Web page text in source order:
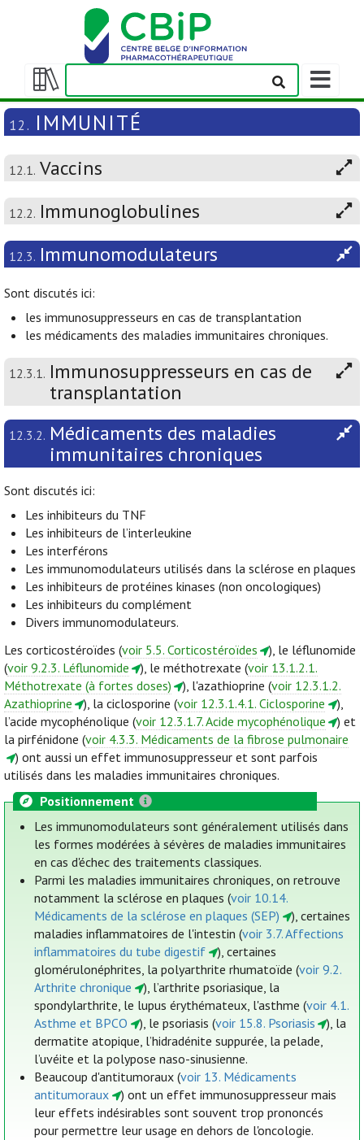
Afficher/masquer
la
table
matières
Afficher/
la
barre
navigation
12. IMMUNITÉ
12.1. Vaccins
12.2. Immunoglobulines
12.3. Immunomodulateurs
Sont discutés ici:
les immunosuppresseurs en cas de transplantation
les médicaments des maladies immunitaires chroniques.
12.3.1. Immunosuppresseurs en cas de
transplantation
12.3.2. Médicaments des maladies
immunitaires chroniques
Sont discutés ici:
Les inhibiteurs du TNF
Les inhibiteurs de l’interleukine
Les interférons
Les immunomodulateurs utilisés dans la sclérose en plaques
Les inhibiteurs de protéines kinases (non oncologiques)
Les inhibiteurs du complément
Divers immunomodulateurs.
Les corticostéroïdes (voir 5.5. Corticostéroïdes
), le léflunomide
(voir 9.2.3. Léflunomide ), le méthotrexate (voir 13.1.2.1.
Méthotrexate (à fortes doses)
), l'azathioprine (voir 12.3.1.2.
Azathioprine
), la ciclosporine (voir 12.3.1.4.1. Ciclosporine
),
l’acide mycophénolique (voir 12.3.1.7. Acide mycophénolique
) et
la pirfénidone (voir 4.3.3. Médicaments de la fibrose pulmonaire
) ont aussi un effet immunosuppresseur et sont parfois
utilisés dans les maladies immunitaires chroniques.
Positionnement
Les immunomodulateurs sont généralement utilisés dans
les formes modérées à sévères de maladies immunitaires
en cas d'échec des traitements classiques.
Parmi les maladies immunitaires chroniques, on retrouve
notamment la sclérose en plaques (voir 10.14.
Médicaments de la sclérose en plaques (SEP)
), certaines
maladies inflammatoires de l'intestin (voir 3.7. Affections
inflammatoires du tube digestif
), certaines
glomérulonéphrites, la polyarthrite rhumatoïde (voir 9.2.
Arthrite chronique
), l’arthrite psoriasique, la
spondylarthrite, le lupus érythémateux, l'asthme (voir 4.1.
Asthme et BPCO
), le psoriasis (voir 15.8. Psoriasis
), la
dermatite atopique, l’hidradénite suppurée, la pelade,
l’uvéite et la polypose naso-sinusienne.
Beaucoup d'antitumoraux (voir 13. Médicaments
antitumoraux
) ont un effet immunosuppresseur mais
leur effets indésirables sont souvent trop prononcés
pour permettre leur usage en dehors de l'oncologie.